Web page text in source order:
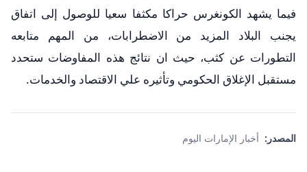
فيما يشهد الكونغرس حراكا مكثفا سعيا للوصول إلى اتفاق
يجنب البلاد المزيد من الاضطرابات، من المهم متابعه
التطورات عن كثب، حيث ان نتائج هذه المفاوضات ستحدد
مستقبل الإغلاق الحكومي وتأثيره علي الاقتصاد والخدمات.
المصدر: أخبار الإمارات اليوم